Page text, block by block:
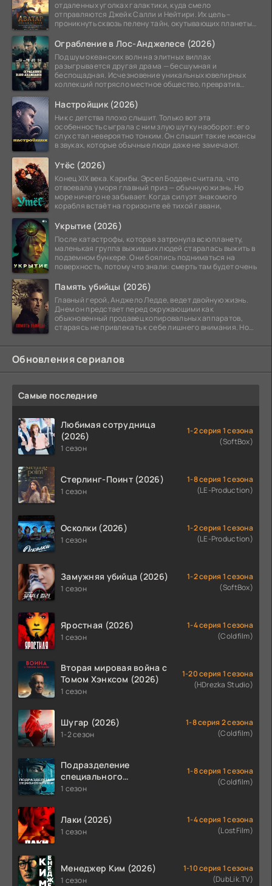
отдаленных уголках галактики, куда смело
отправляются Джейк Салли и Нейтири. Их цель –
проникнуть сквозь пелену тайн, окутывающих планеты
Ограбление в Лос-Анджелесе (2026)
Под шум океанских волн на элитных виллах
разыгрывается другая драма — бесшумная и
беспощадная. Исчезновение уникальных ювелирных
коллекций потрясло местное общество, превратив
Настройщик (2026)
Ник с детства плохо слышит. Только вот эта
особенность сыграла с ним злую шутку наоборот: его
слух стал невероятно тонким. Он слышит такие нюансы
в звуках, которые обычные люди даже не замечают.
Утёс (2026)
Конец XIX века. Карибы. Эрсел Бодден считала, что
отвоевала у моря главный приз — обычную жизнь. Но
море ничего не забывает. Когда силуэт знакомого
корабля встаёт на горизонте её тихой гавани,
Укрытие (2026)
После катастрофы, которая затронула всю планету,
маленькая группа выживших людей старалась выжить в
подземном бункере. Они боялись подниматься на
поверхность, потому что знали: смерть там будет очень
Память убийцы (2026)
Главный герой, Анджело Ледде, ведет двойную жизнь.
Днем он предстает перед окружающими как
обыкновенный продавец копировальных аппаратов,
стараясь не привлекать к себе лишнего внимания. Но
Обновления сериалов
Самые последние
Любимая сотрудница
(2026)
1 сезон
1-2 серия 1 сезона
(SoftBox)
Стерлинг-Поинт (2026)
1 сезон
1-8 серия 1 сезона
(LE-Production)
Осколки (2026)
1 сезон
1-2 серия 1 сезона
(LE-Production)
Замужняя убийца (2026)
1 сезон
1-2 серия 1 сезона
(SoftBox)
Яростная (2026)
1 сезон
1-4 серия 1 сезона
(Coldfilm)
Вторая мировая война с
Томом Хэнксом (2026)
1 сезон
1-20 серия 1 сезона
(HDrezka Studio)
Шугар (2026)
1-2 сезон
1-8 серия 2 сезона
(Coldfilm)
Подразделение
специального
назначения (2026)
1 сезон
1-8 серия 1 сезона
(Coldfilm)
Лаки (2026)
1 сезон
1-4 серия 1 сезона
(LostFilm)
Менеджер Ким (2026)
1 сезон
1-10 серия 1 сезона
(DubLik.TV)